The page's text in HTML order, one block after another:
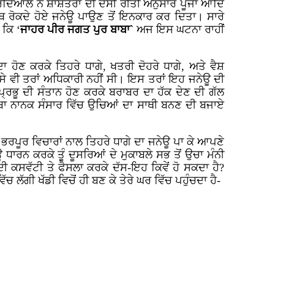
ਨੇ ਸ਼ਾਸ਼ਤਰਾਂ ਦੀ ਦਸੀ ਰੀਤੀ ਅਨੁਸਾਰ ਪੂਜਾ ਆਦਿ
ਰੋਕਦੇ ਹੋਏ ਜਨੇਊ ਪਾਉਣ ਤੋਂ ਇਨਕਾਰ ਕਰ ਦਿਤਾ। ਸਾਰੇ
‘ਜਾਹਰ ਪੀਰ ਜਗਤ ਪੁਰ ਬਾਬਾ` ਅਜ ਇਸ ਘਟਨਾ ਰਾਹੀਂ
ਹੋਣ ਕਰਕੇ ਤਿਹਰੇ ਧਾਗੇ, ਖਤਰੀ ਦੋਹਰੇ ਧਾਗੇ, ਅਤੇ ਵੈਸ਼
ਵੀ ਤਰਾਂ ਅਧਿਕਾਰੀ ਨਹੀਂ ਸੀ। ਇਸ ਤਰਾਂ ਇਹ ਜਨੇਊ ਦੀ
ਦੀ ਸੰਤਾਨ ਹੋਣ ਕਰਕੇ ਬਰਾਬਰ ਦਾ ਹੱਕ ਦੇਣ ਦੀ ਗੱਲ
ਨਾਨਕ ਸੰਸਾਰ ਵਿੱਚ ਉਚਿਆਂ ਦਾ ਸਾਥੀ ਬਨਣ ਦੀ ਬਜਾਏ
ਵਿਚਾਰਾਂ ਨਾਲ ਤਿਹਰੇ ਧਾਗੇ ਦਾ ਜਨੇਊ ਪਾ ਕੇ ਆਪਣੇ
ਧਾਰਨ ਕਰਕੇ ਤੂੰ ਦੂਸਰਿਆਂ ਦੇ ਮੁਕਾਬਲੇ ਸਭ ਤੋਂ ਉਚਾ ਮੰਨੀ
ਕਸਵੱਟੀ ਤੇ ਫੈਸਲਾ ਕਰਕੇ ਦੱਸ-ਇਹ ਕਿਵੇਂ ਹੋ ਸਕਦਾ ਹੈ?
ਲੱਗੀ ਖੱਡੀ ਵਿਚੋਂ ਹੀ ਬਣ ਕੇ ਤੇਰੇ ਘਰ ਵਿੱਚ ਪਹੁੰਚਦਾ ਹੈ-